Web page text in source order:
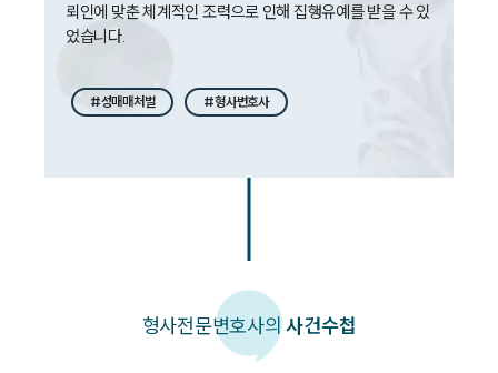
뢰인에 맞춘 체계적인 조력으로 인해 집행유예를 받을 수 있
었습니다.
#성매매처벌 #형사변호사
형사전문변호사의사건수첩